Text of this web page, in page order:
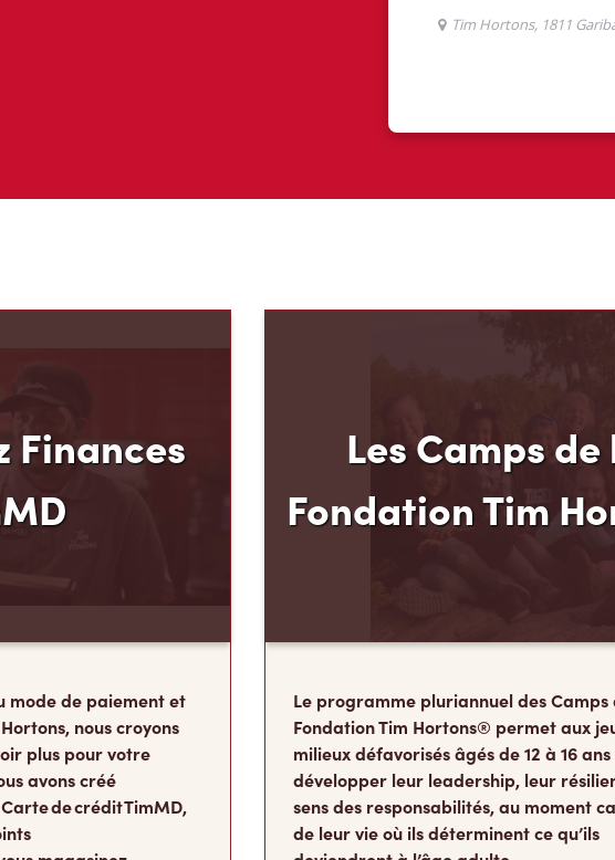
Finances
mode de paiement et
nous croyons
plus pour votre
avons créé
de crédit TimMD,
Les Camps de
Fondation Tim
Le programme pluriannuel des Camps
Fondation Tim Hortons® permet aux
milieux défavorisés âgés de 12 à 16
développer leur leadership, leur
sens des responsabilités, au moment
de leur vie où ils déterminent ce qu’ils